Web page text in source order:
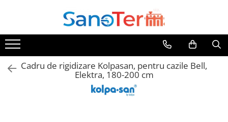
Toate Produsele
Obiecte Sanitare
LavoareCadru de rigidizare Kolpasan, pentru cazile Bell,
Elektra, 180-200 cm